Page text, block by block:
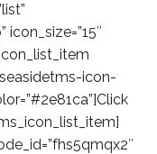
icon-